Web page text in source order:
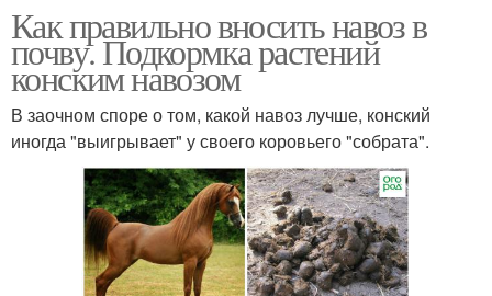
Как правильно вносить навоз в
почву. Подкормка растений
конским навозом
В заочном споре о том, какой навоз лучше, конский
иногда "выигрывает" у своего коровьего "собрата".